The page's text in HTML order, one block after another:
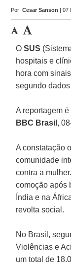
Por:Cesar Sanson | 07
OSUS
hospitais e
hora com
segundo
A reportagem é
BBC Brasil ,
A constatação
comunidade
contra a
comoção após
Índia e na
revolta social.
No Brasil,
Violências e
um total de